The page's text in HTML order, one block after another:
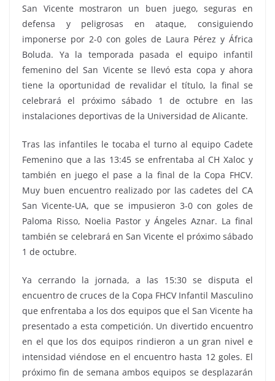
San Vicente mostraron un buen juego, seguras en
defensa y peligrosas en ataque, consiguiendo
imponerse por 2-0 con goles de Laura Pérez y África
Boluda. Ya la temporada pasada el equipo infantil
femenino del San Vicente se llevó esta copa y ahora
tiene la oportunidad de revalidar el título, la final se
celebrará el próximo sábado 1 de octubre en las
instalaciones deportivas de la Universidad de Alicante.
Tras las infantiles le tocaba el turno al equipo Cadete
Femenino que a las 13:45 se enfrentaba al CH Xaloc y
también en juego el pase a la final de la Copa FHCV.
Muy buen encuentro realizado por las cadetes del CA
San Vicente-UA, que se impusieron 3-0 con goles de
Paloma Risso, Noelia Pastor y Ángeles Aznar. La final
también se celebrará en San Vicente el próximo sábado
1 de octubre.
Ya cerrando la jornada, a las 15:30 se disputa el
encuentro de cruces de la Copa FHCV Infantil Masculino
que enfrentaba a los dos equipos que el San Vicente ha
presentado a esta competición. Un divertido encuentro
en el que los dos equipos rindieron a un gran nivel e
intensidad viéndose en el encuentro hasta 12 goles. El
próximo fin de semana ambos equipos se desplazarán